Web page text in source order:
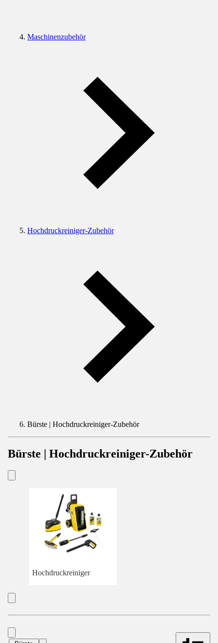
Maschinenzubehör
Hochdruckreiniger-Zubehör
Bürste | Hochdruckreiniger-Zubehör
Bürste | Hochdruckreiniger-Zubehör
Hochdruckreiniger